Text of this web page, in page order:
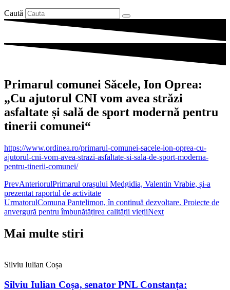
Caută
Primarul comunei Săcele, Ion Oprea:
„Cu ajutorul CNI vom avea străzi
asfaltate și sală de sport modernă pentru
tinerii comunei“
https://www.ordinea.ro/primarul-comunei-sacele-ion-oprea-cu-
ajutorul-cni-vom-avea-strazi-asfaltate-si-sala-de-sport-moderna-
pentru-tinerii-comunei/
PrevAnteriorulPrimarul orașului Medgidia, Valentin Vrabie, și-a
prezentat raportul de activitate
UrmatorulComuna Pantelimon, în continuă dezvoltare. Proiecte de
anvergură pentru îmbunătățirea calității viețiiNext
Mai multe stiri
Silviu Iulian Coșa
Silviu Iulian Coșa, senator PNL Constanța: